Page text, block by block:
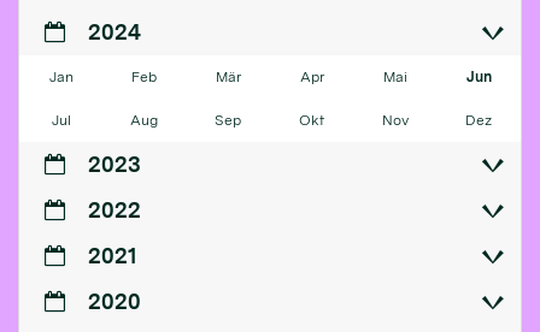
2024
Jan Feb Mär Apr Mai Jun
Jul Aug Sep Okt Nov Dez
2023
2022
2021
2020